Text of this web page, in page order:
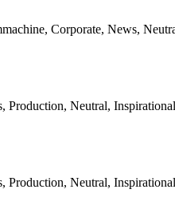
Corporate, News,
Production, Neutral, Inspirational
Production, Neutral, Inspirational